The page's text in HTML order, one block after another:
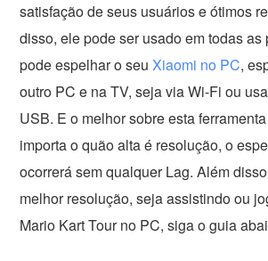
satisfação de seus usuários e ótimos
disso, ele pode ser usado em todas as
pode espelhar o seuXiaomi no PC,
outro PC e na TV, seja via Wi-Fi ou
USB. E o melhor sobre esta
importa o quão alta é resolução, o
ocorrerá sem qualquer Lag. Além
melhor resolução, seja assistindo ou
Mario Kart Tour no PC, siga o guia